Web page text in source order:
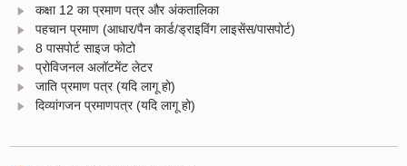
कक्षा 12 का प्रमाण पत्र और अंकतालिका
पहचान प्रमाण (आधार/पैन कार्ड/ड्राइविंग लाइसेंस/पासपोर्ट)
8 पासपोर्ट साइज फोटो
प्रोविजनल अलॉटमेंट लेटर
जाति प्रमाण पत्र (यदि लागू हो)
दिव्यांगजन प्रमाणपत्र (यदि लागू हो)